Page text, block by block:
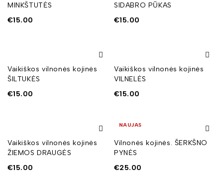
MINKŠTUTĖS
€15.00
SIDABRO PŪKAS
€15.00
Vaikiškos vilnonės kojinės
ŠILTUKĖS
€15.00
Vaikiškos vilnonės kojinės
VILNELĖS
€15.00
Vaikiškos vilnonės kojinės
ŽIEMOS DRAUGĖS
€15.00
NAUJAS
Vilnonės kojinės. ŠERKŠNO
PYNĖS
€25.00